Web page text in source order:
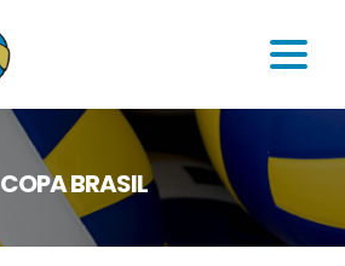
COPA BRASIL